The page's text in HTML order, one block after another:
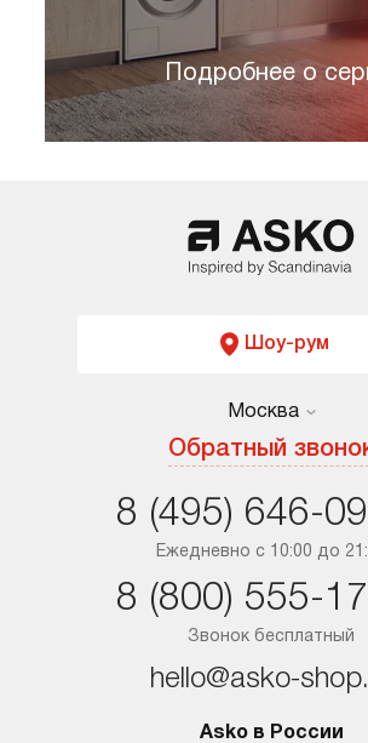
Подробнее о
Шоу-рум
Москва
Обратный
Москва
Ростов-на-Дону
Ежедневно с 10:00 до
8 (495) 646-
Звонок бесплатный
8 (800) 555-
hello@asko-
Asko в России